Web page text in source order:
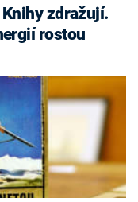
rostou